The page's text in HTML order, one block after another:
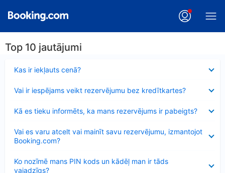
Top 10 jautājumi
Kas ir iekļauts cenā?
Vai ir iespējams veikt rezervējumu bez kredītkartes?
Kā es tieku informēts, ka mans rezervējums ir pabeigts?
Vai es varu atcelt vai mainīt savu rezervējumu, izmantojot
Booking.com?
Ko nozīmē mans PIN kods un kādēļ man ir tāds
vajadzīgs?